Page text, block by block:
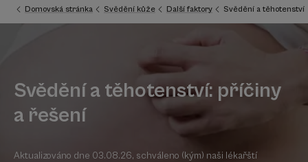
Domovská stránka Svědění kůže Další faktory Svědění a těhotenství
Svědění a těhotenství: příčiny
a řešení
Aktualizováno dne 03.08.26, schváleno (kým) naši lékařští